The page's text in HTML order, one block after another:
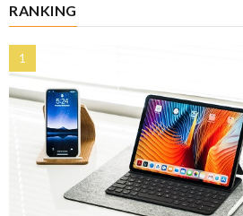
RANKING